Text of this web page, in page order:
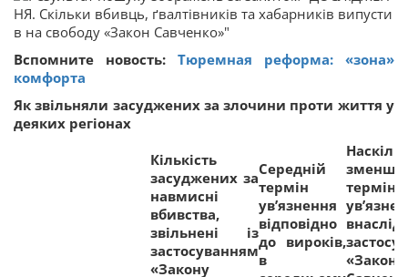
Вспомните новость: Тюремная реформа: «зона»
комфорта
Як звільняли засуджених за злочини проти життя у
деяких регіонах
Кількість
засуджених за
навмисні
вбивства,
звільнені із
застосуванням
«Закону
Середній
термін
ув’язнення
відповідно
до вироків,
в
термін
«Закону